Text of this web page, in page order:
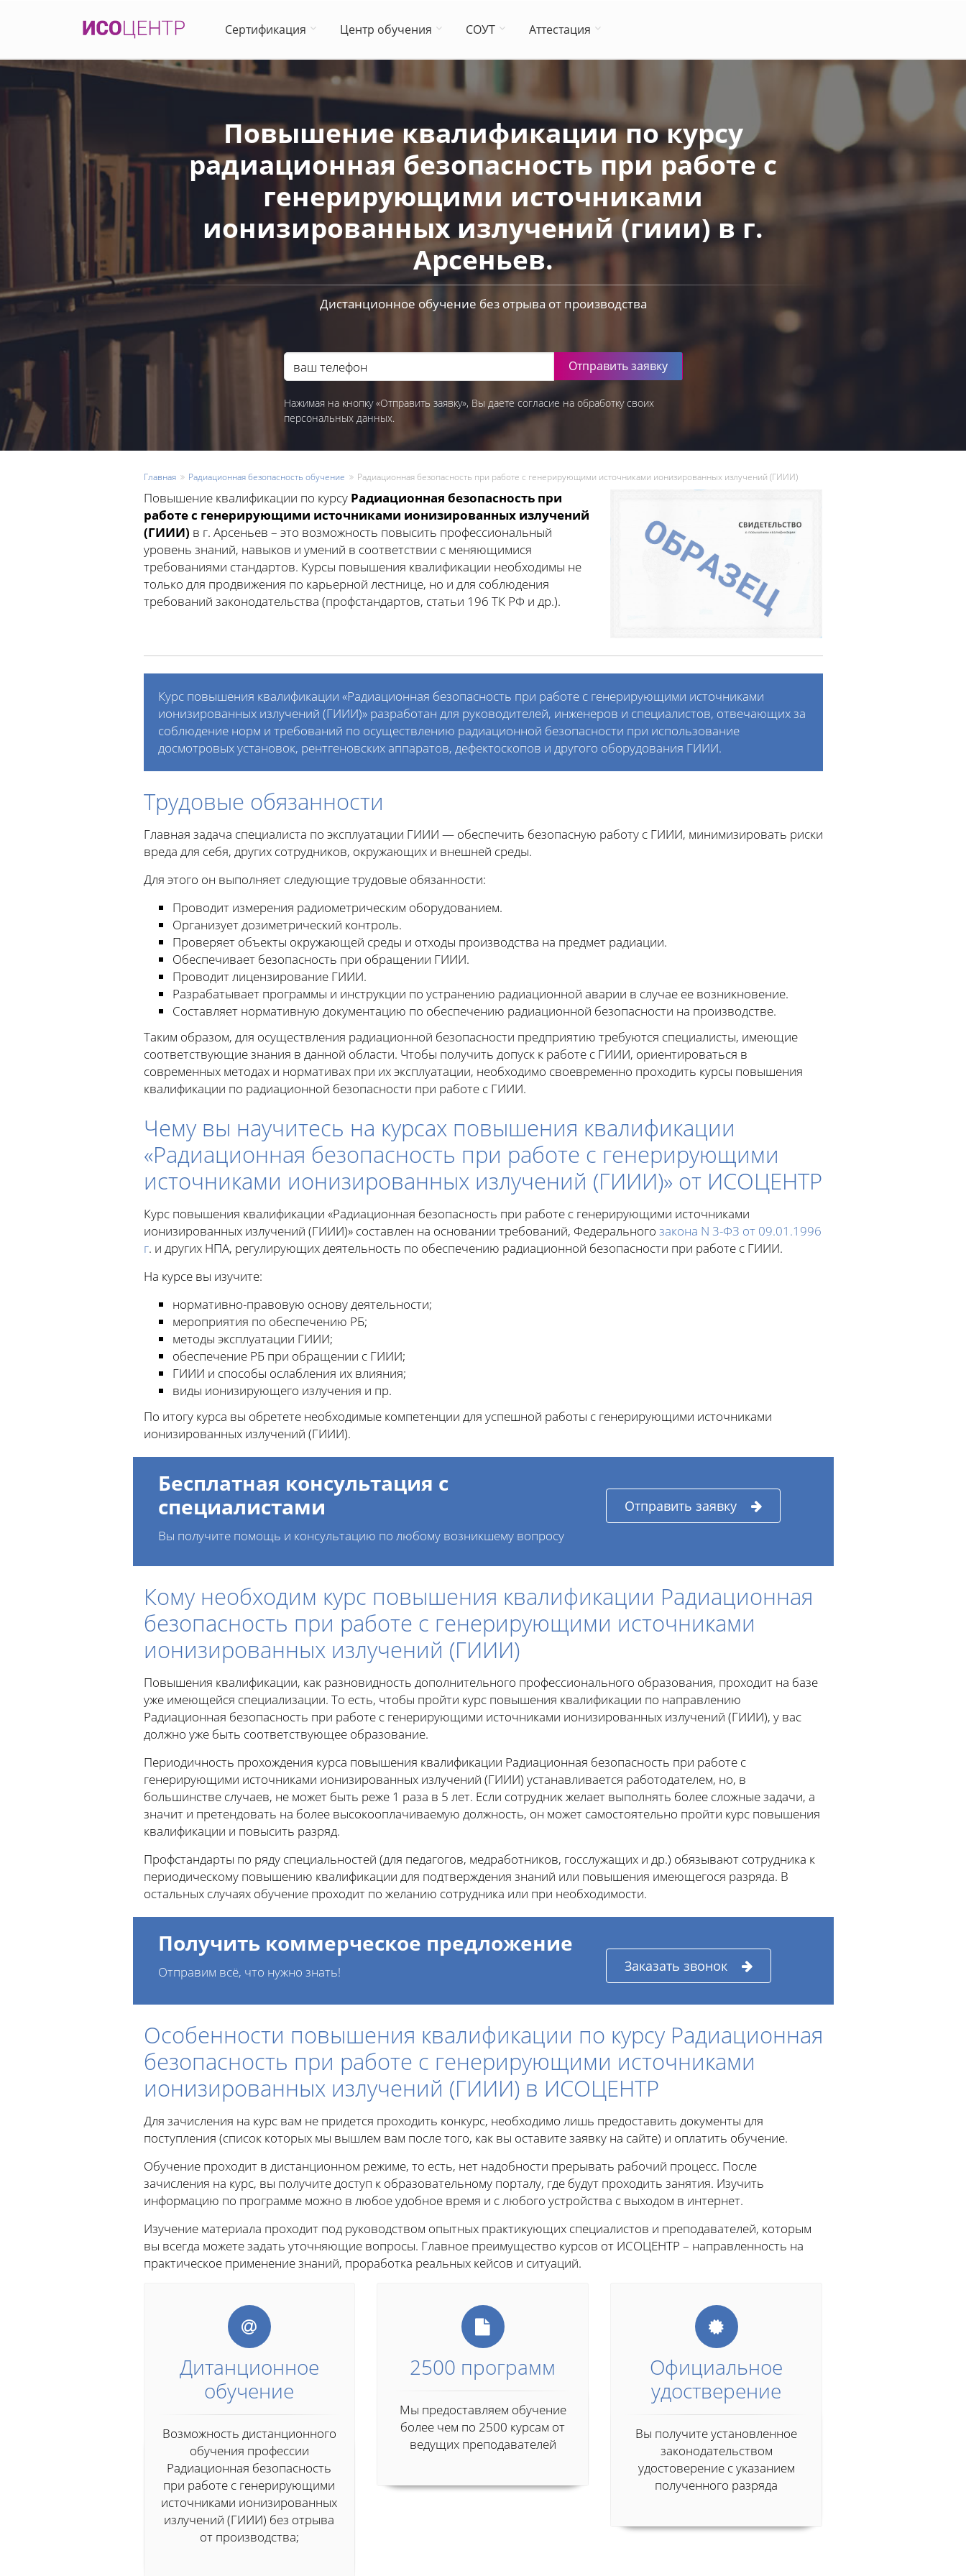
Сертификация Центр обучения СОУТ Аттестация
Повышение квалификации по курсу
радиационная безопасность при работе с
генерирующими источниками
ионизированных излучений (гиии) в г.
Арсеньев.
Дистанционное обучение без отрыва от производства
Отправить заявку
Нажимая на кнопку «Отправить заявку», Вы даете согласие на обработку своих
персональных данных.
Главная Радиационная безопасность обучение Радиационная безопасность при работе с генерирующими источниками ионизированных излучений (ГИИИ)
Повышение квалификации по курсу Радиационная безопасность при
работе с генерирующими источниками ионизированных излучений
(ГИИИ) в г. Арсеньев – это возможность повысить профессиональный
уровень знаний, навыков и умений в соответствии с меняющимися
требованиями стандартов. Курсы повышения квалификации необходимы не
только для продвижения по карьерной лестнице, но и для соблюдения
требований законодательства (профстандартов, статьи 196 ТК РФ и др.).
Курс повышения квалификации «Радиационная безопасность при работе с генерирующими источниками
ионизированных излучений (ГИИИ)» разработан для руководителей, инженеров и специалистов, отвечающих за
соблюдение норм и требований по осуществлению радиационной безопасности при использование
досмотровых установок, рентгеновских аппаратов, дефектоскопов и другого оборудования ГИИИ.
Трудовые обязанности
Главная задача специалиста по эксплуатации ГИИИ — обеспечить безопасную работу с ГИИИ, минимизировать риски
вреда для себя, других сотрудников, окружающих и внешней среды.
Для этого он выполняет следующие трудовые обязанности:
Проводит измерения радиометрическим оборудованием.
Организует дозиметрический контроль.
Проверяет объекты окружающей среды и отходы производства на предмет радиации.
Обеспечивает безопасность при обращении ГИИИ.
Проводит лицензирование ГИИИ.
Разрабатывает программы и инструкции по устранению радиационной аварии в случае ее возникновение.
Составляет нормативную документацию по обеспечению радиационной безопасности на производстве.
Таким образом, для осуществления радиационной безопасности предприятию требуются специалисты, имеющие
соответствующие знания в данной области. Чтобы получить допуск к работе с ГИИИ, ориентироваться в
современных методах и нормативах при их эксплуатации, необходимо своевременно проходить курсы повышения
квалификации по радиационной безопасности при работе с ГИИИ.
Чему вы научитесь на курсах повышения квалификации
«Радиационная безопасность при работе с генерирующими
источниками ионизированных излучений (ГИИИ)» от ИСОЦЕНТР
Курс повышения квалификации «Радиационная безопасность при работе с генерирующими источниками
ионизированных излучений (ГИИИ)» составлен на основании требований, Федерального закона N 3-ФЗ от 09.01.1996
г. и других НПА, регулирующих деятельность по обеспечению радиационной безопасности при работе с ГИИИ.
На курсе вы изучите:
нормативно-правовую основу деятельности;
мероприятия по обеспечению РБ;
методы эксплуатации ГИИИ;
обеспечение РБ при обращении с ГИИИ;
ГИИИ и способы ослабления их влияния;
виды ионизирующего излучения и пр.
По итогу курса вы обретете необходимые компетенции для успешной работы с генерирующими источниками
ионизированных излучений (ГИИИ).
Бесплатная консультация с
специалистами
Вы получите помощь и консультацию по любому возникшему вопросу
Отправить заявку
Кому необходим курс повышения квалификации Радиационная
безопасность при работе с генерирующими источниками
ионизированных излучений (ГИИИ)
Повышения квалификации, как разновидность дополнительного профессионального образования, проходит на базе
уже имеющейся специализации. То есть, чтобы пройти курс повышения квалификации по направлению
Радиационная безопасность при работе с генерирующими источниками ионизированных излучений (ГИИИ), у вас
должно уже быть соответствующее образование.
Периодичность прохождения курса повышения квалификации Радиационная безопасность при работе с
генерирующими источниками ионизированных излучений (ГИИИ) устанавливается работодателем, но, в
большинстве случаев, не может быть реже 1 раза в 5 лет. Если сотрудник желает выполнять более сложные задачи, а
значит и претендовать на более высокооплачиваемую должность, он может самостоятельно пройти курс повышения
квалификации и повысить разряд.
Профстандарты по ряду специальностей (для педагогов, медработников, госслужащих и др.) обязывают сотрудника к
периодическому повышению квалификации для подтверждения знаний или повышения имеющегося разряда. В
остальных случаях обучение проходит по желанию сотрудника или при необходимости.
Получить коммерческое предложение
Отправим всё, что нужно знать! Заказать звонок
Особенности повышения квалификации по курсу Радиационная
безопасность при работе с генерирующими источниками
ионизированных излучений (ГИИИ) в ИСОЦЕНТР
Для зачисления на курс вам не придется проходить конкурс, необходимо лишь предоставить документы для
поступления (список которых мы вышлем вам после того, как вы оставите заявку на сайте) и оплатить обучение.
Обучение проходит в дистанционном режиме, то есть, нет надобности прерывать рабочий процесс. После
зачисления на курс, вы получите доступ к образовательному порталу, где будут проходить занятия. Изучить
информацию по программе можно в любое удобное время и с любого устройства с выходом в интернет.
Изучение материала проходит под руководством опытных практикующих специалистов и преподавателей, которым
вы всегда можете задать уточняющие вопросы. Главное преимущество курсов от ИСОЦЕНТР – направленность на
практическое применение знаний, проработка реальных кейсов и ситуаций.
Дитанционное
обучение
Возможность дистанционного
обучения профессии
Радиационная безопасность
при работе с генерирующими
источниками ионизированных
излучений (ГИИИ) без отрыва
от производства;
2500 программ
Мы предоставляем обучение
более чем по 2500 курсам от
ведущих преподавателей
Официальное
удостверение
Вы получите установленное
законодательством
удостоверение с указанием
полученного разряда